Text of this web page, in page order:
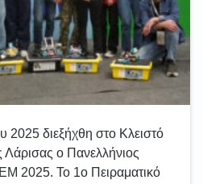
2025 διεξήχθη στο Κλειστό
ο Πανελλήνιος
2025. Το 1ο Πειραματικό